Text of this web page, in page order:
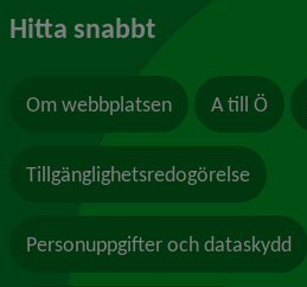
Hitta snabbt
Om webbplatsen A till Ö
Tillgänglighetsredogörelse
Personuppgifter och dataskydd